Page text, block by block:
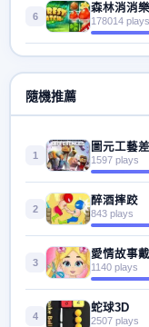
6
森林消消樂
178014 plays
隨機推薦
1
圖元工藝
1597 plays
2
醉酒摔跤
843 plays
3
愛情故事
1140 plays
4
蛇球3D
2507 plays